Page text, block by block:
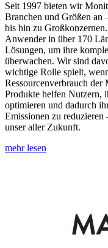
Seit 1997 bieten wir
Branchen und Größen an
bis hin zu
Anwender in über 170
Lösungen, um ihre
überwachen. Wir sind
wichtige Rolle spielt,
Ressourcenverbrauch der
Produkte helfen Nutzern,
optimieren und dadurch
Emissionen zu reduzieren
unser aller Zukunft.
mehr lesen